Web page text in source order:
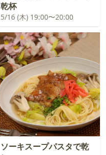
乾杯
5/16 (木) 19:00〜20:00
ソーキスープパスタで乾